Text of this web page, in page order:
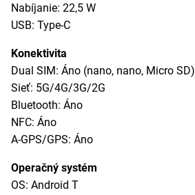
Nabíjanie: 22,5 W
USB: Type-C
Konektivita
Dual SIM: Áno (nano, nano, Micro SD)
Sieť: 5G/4G/3G/2G
Bluetooth: Áno
NFC: Áno
A-GPS/GPS: Áno
Operačný systém
OS: Android T